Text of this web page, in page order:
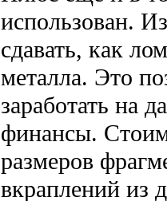
использован.
сдавать, как
металла. Это
заработать на
финансы.
размеров
вкраплений из